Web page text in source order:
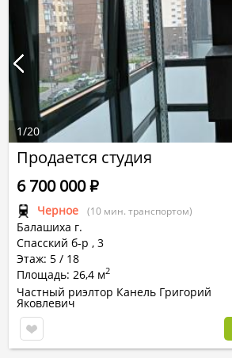
Продается студия
Черное (10 мин. транспортом)
Балашиха г.
Спасский б-р , 3
Этаж: 5 / 18
Площадь: 26,4 м2
6 700 000Р
Частный риэлтор Канель Григорий
Яковлевич
1/20